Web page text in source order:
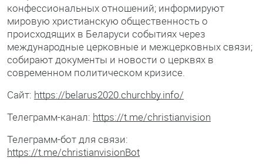
конфессиональных отношений; информируют
мировую христианскую общественность о
происходящих в Беларуси событиях через
международные церковные и межцерковных связи;
собирают документы и новости о церквях в
современном политическом кризисе.
Сайт: https://belarus2020.churchby.info/
Телеграмм-канал: https://t.me/christianvision
Телеграмм-бот для связи:
https://t.me/christianvisionBot